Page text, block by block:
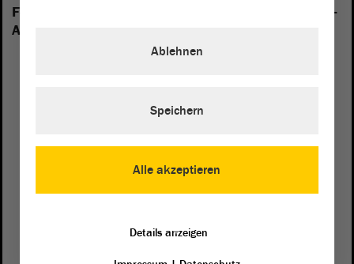
Folgende Fraktionen sind im Landtag von Sachsen-
Anhalt vertreten:
Alle akzeptieren
Ablehnen
Speichern
Details anzeigen